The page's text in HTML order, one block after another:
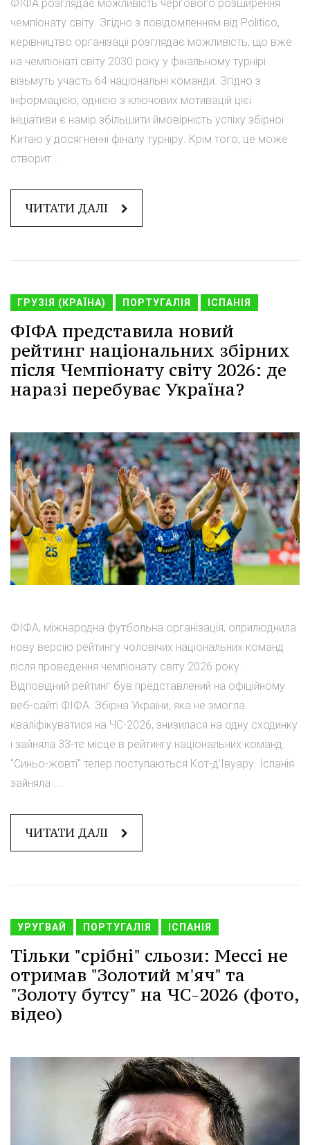
ФІФА розглядає можливість чергового розширення
чемпіонату світу. Згідно з повідомленням від Politico,
керівництво організації розглядає можливість, що вже
на чемпіонаті світу 2030 року у фінальному турнірі
візьмуть участь 64 національні команди. Згідно з
інформацією, однією з ключових мотивацій цієї
ініціативи є намір збільшити ймовірність успіху збірної
Китаю у досягненні фіналу турніру. Крім того, це може
створит...
ЧИТАТИ ДАЛІ
ГРУЗІЯ (КРАЇНА) ПОРТУГАЛІЯ ІСПАНІЯ
ФІФА представила новий
рейтинг національних збірних
після Чемпіонату світу 2026: де
наразі перебуває Україна?
ФІФА, міжнародна футбольна організація, оприлюднила
нову версію рейтингу чоловічих національних команд
після проведення чемпіонату світу 2026 року.
Відповідний рейтинг був представлений на офіційному
веб-сайті ФІФА. Збірна України, яка не змогла
кваліфікуватися на ЧС-2026, знизилася на одну сходинку
і зайняла 33-тє місце в рейтингу національних команд.
"Синьо-жовті" тепер поступаються Кот-д'Івуару. Іспанія
зайняла ...
ЧИТАТИ ДАЛІ
УРУГВАЙ ПОРТУГАЛІЯ ІСПАНІЯ
Тільки "срібні" сльози: Мессі не
отримав "Золотий м'яч" та
"Золоту бутсу" на ЧС-2026 (фото,
відео)